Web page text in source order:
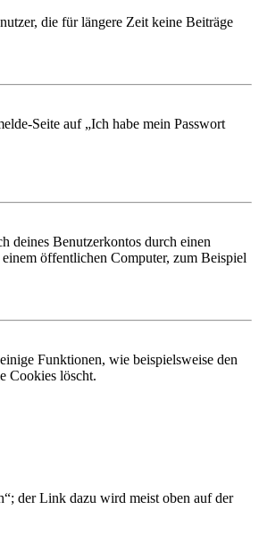
die für längere Zeit keine Beiträge
Seite auf „Ich habe mein Passwort
deines Benutzerkontos durch einen
öffentlichen Computer, zum Beispiel
Funktionen, wie beispielsweise den
Cookies löscht.
der Link dazu wird meist oben auf der